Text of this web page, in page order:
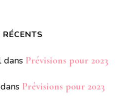
dans Prévisions pour 2023
dans Prévisions pour 2023